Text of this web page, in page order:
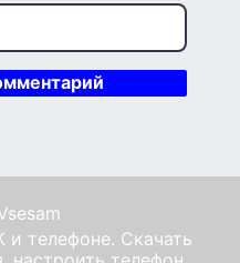
телефоне. Скачать